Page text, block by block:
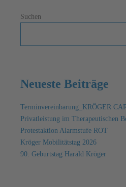
Suchen
Neueste Beiträge
Terminvereinbarung_KRÖGER
Privatleistung im Therapeutischen
Protestaktion Alarmstufe ROT
Kröger Mobilitätstag 2026
90. Geburtstag Harald Kröger